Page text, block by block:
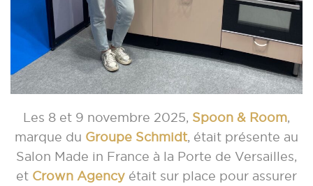
Les 8 et 9 novembre 2025, Spoon & Room,
marque du Groupe Schmidt, était présente au
Salon Made in France à la Porte de Versailles,
et Crown Agency était sur place pour assurer